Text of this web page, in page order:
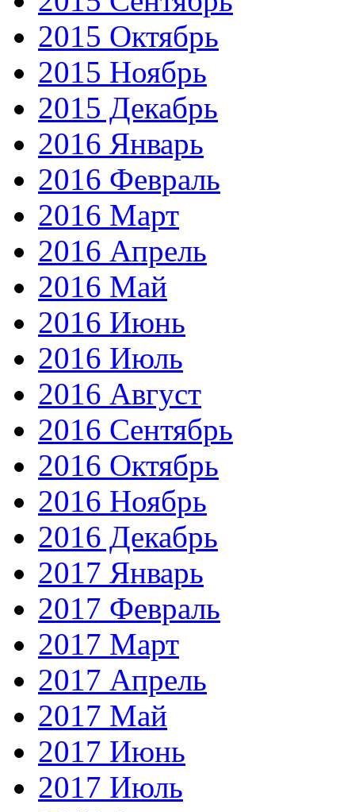
2015 Октябрь
2015 Ноябрь
2015 Декабрь
2016 Январь
2016 Февраль
2016 Март
2016 Апрель
2016 Май
2016 Июнь
2016 Июль
2016 Август
2016 Сентябрь
2016 Октябрь
2016 Ноябрь
2016 Декабрь
2017 Январь
2017 Февраль
2017 Март
2017 Апрель
2017 Май
2017 Июнь
2017 Июль